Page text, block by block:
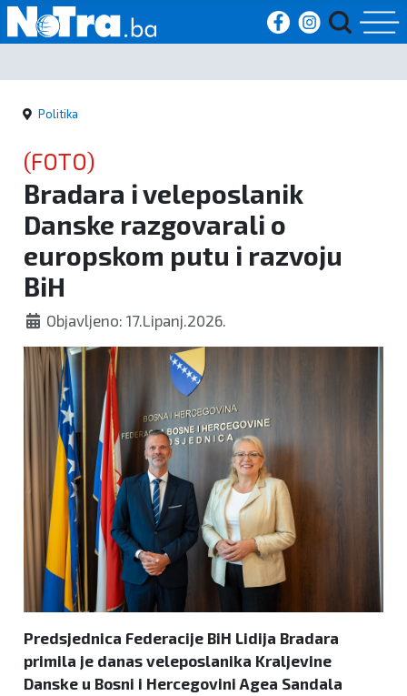
Početna
Vijesti
Sport
Kultura
Crna
kronika
Politika
Zanimljivosti
Politika
(FOTO)
Bradara i veleposlanik
Danske razgovarali o
europskom putu i razvoju
BiH
Objavljeno: 17.Lipanj.2026.
Predsjednica Federacije BiH Lidija Bradara
primila je danas veleposlanika Kraljevine
Danske u Bosni i Hercegovini Agea Sandala